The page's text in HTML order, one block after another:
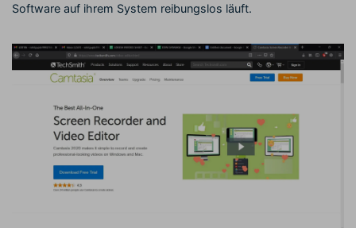
Software auf ihrem System reibungslos läuft.